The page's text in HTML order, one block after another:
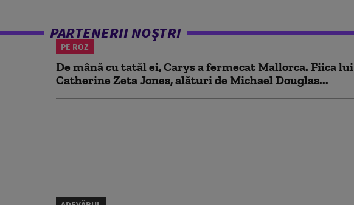
PARTENERII NOȘTRI
PE ROZ
De mână cu tatăl ei, Carys a fermecat Mallorca. Fiica lui
Catherine Zeta Jones, alături de Michael Douglas...